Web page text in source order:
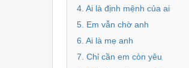
4. Ai là định mệnh của ai
5. Em vẫn chờ anh
6. Ai là mẹ anh
7. Chỉ cần em còn yêu